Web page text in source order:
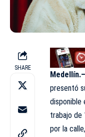
SHARE
Medellín.–
presentó
disponible
trabajo de
por la